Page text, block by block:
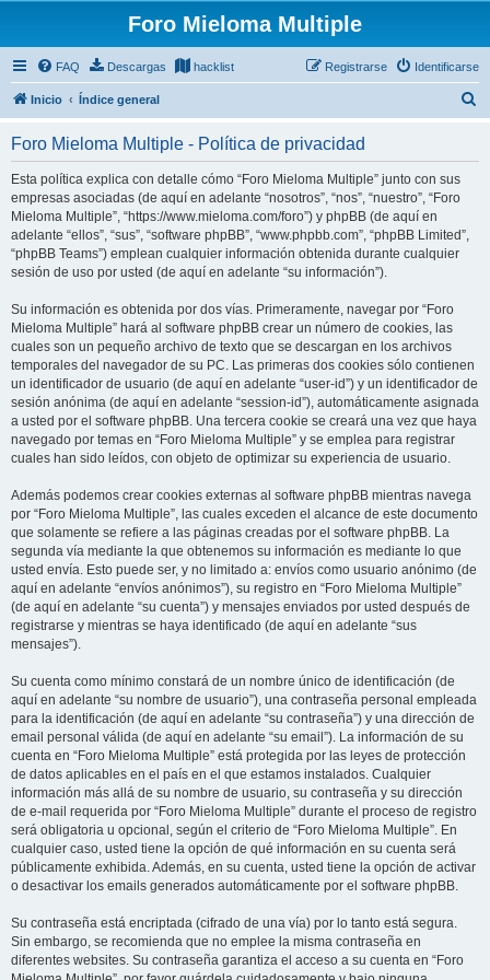
Foro Mieloma Multiple
FAQ Descargas hacklist Identificarse
Registrarse
Inicio Índice general
Foro Mieloma Multiple - Política de privacidad
Esta política explica con detalle cómo “Foro Mieloma Multiple” junto con sus
empresas asociadas (de aquí en adelante “nosotros”, “nos”, “nuestro”, “Foro
Mieloma Multiple”, “https://www.mieloma.com/foro”) y phpBB (de aquí en
adelante “ellos”, “sus”, “software phpBB”, “www.phpbb.com”, “phpBB Limited”,
“phpBB Teams”) emplean cualquier información obtenida durante cualquier
sesión de uso por usted (de aquí en adelante “su información”).
Su información es obtenida por dos vías. Primeramente, navegar por “Foro
Mieloma Multiple” hará al software phpBB crear un número de cookies, las
cuales son un pequeño archivo de texto que se descargan en los archivos
temporales del navegador de su PC. Las primeras dos cookies sólo contienen
un identificador de usuario (de aquí en adelante “user-id”) y un identificador de
sesión anónima (de aquí en adelante “session-id”), automáticamente asignada
a usted por el software phpBB. Una tercera cookie se creará una vez que haya
navegado por temas en “Foro Mieloma Multiple” y se emplea para registrar
cuales han sido leídos, con objeto de optimizar su experiencia de usuario.
Además podemos crear cookies externas al software phpBB mientras navega
por “Foro Mieloma Multiple”, las cuales exceden el alcance de este documento
que solamente se refiere a las páginas creadas por el software phpBB. La
segunda vía mediante la que obtenemos su información es mediante lo que
usted envía. Esto puede ser, y no limitado a: envíos como usuario anónimo (de
aquí en adelante “envíos anónimos”), su registro en “Foro Mieloma Multiple”
(de aquí en adelante “su cuenta”) y mensajes enviados por usted después de
registrarse y mientras se haya identificado (de aquí en adelante “sus
mensajes”).
Su cuenta como mínimo constará de un nombre único de identificación (de
aquí en adelante “su nombre de usuario”), una contraseña personal empleada
para la identificación (de aquí en adelante “su contraseña”) y una dirección de
email personal válida (de aquí en adelante “su email”). La información de su
cuenta en “Foro Mieloma Multiple” está protegida por las leyes de protección
de datos aplicables en el país en el que estamos instalados. Cualquier
información más allá de su nombre de usuario, su contraseña y su dirección
de e-mail requerida por “Foro Mieloma Multiple” durante el proceso de registro
será obligatoria u opcional, según el criterio de “Foro Mieloma Multiple”. En
cualquier caso, usted tiene la opción de qué información en su cuenta será
públicamente exhibida. Además, en su cuenta, usted tiene la opción de activar
o desactivar los emails generados automáticamente por el software phpBB.
Su contraseña está encriptada (cifrado de una vía) por lo tanto está segura.
Sin embargo, se recomienda que no emplee la misma contraseña en
diferentes websites. Su contraseña garantiza el acceso a su cuenta en “Foro